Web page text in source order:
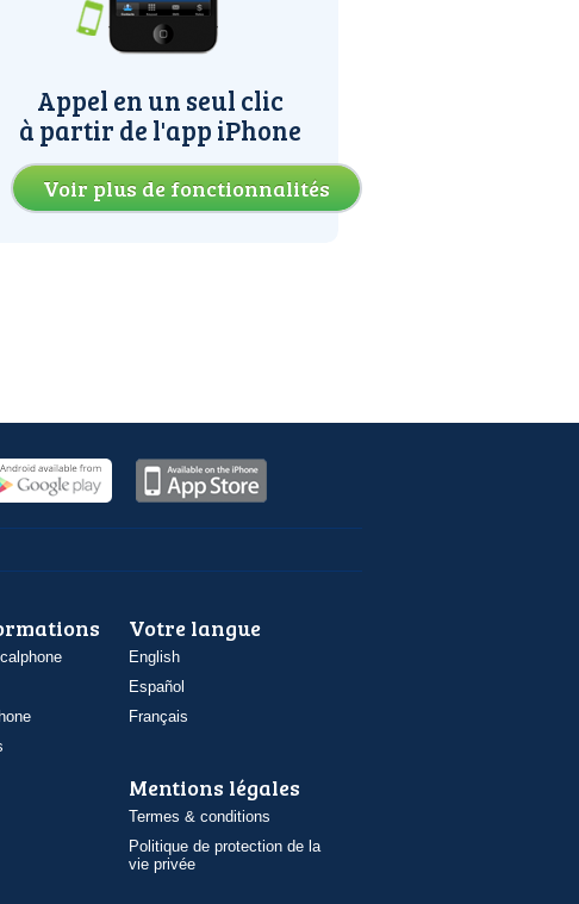
Appel en un seul clic
à partir de l'app iPhone
Voir plus de fonctionnalités
Votre langue
English
Español
Français
Mentions légales
Termes & conditions
Politique de protection de la
vie privée